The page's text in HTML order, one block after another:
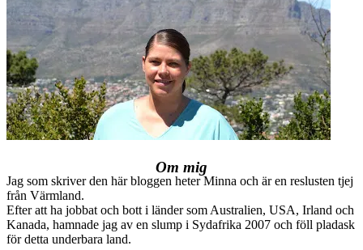
Om mig
Jag som skriver den här bloggen heter Minna och är en reslusten tjej
från Värmland.
Efter att ha jobbat och bott i länder som Australien, USA, Irland och
Kanada, hamnade jag av en slump i Sydafrika 2007 och föll pladask
för detta underbara land.